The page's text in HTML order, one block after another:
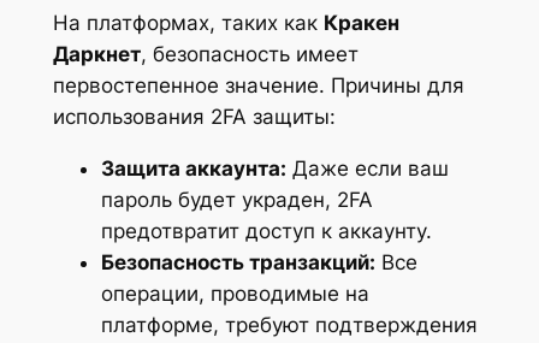
На платформах, таких как Кракен
Даркнет, безопасность имеет
первостепенное значение. Причины для
использования 2FA защиты:
Защита аккаунта: Даже если ваш
пароль будет украден, 2FA
предотвратит доступ к аккаунту.
Безопасность транзакций: Все
операции, проводимые на
платформе, требуют подтверждения